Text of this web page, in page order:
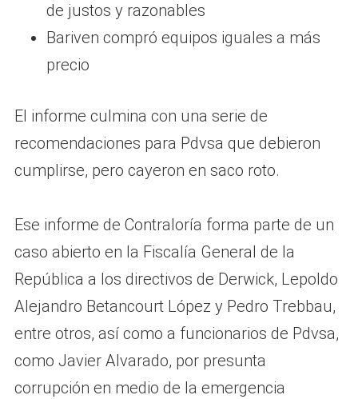
de justos y razonables
Bariven compró equipos iguales a más
precio
El informe culmina con una serie de
recomendaciones para Pdvsa que debieron
cumplirse, pero cayeron en saco roto.
Ese informe de Contraloría forma parte de un
caso abierto en la Fiscalía General de la
República a los directivos de Derwick, Lepoldo
Alejandro Betancourt López y Pedro Trebbau,
entre otros, así como a funcionarios de Pdvsa,
como Javier Alvarado, por presunta
corrupción en medio de la emergencia